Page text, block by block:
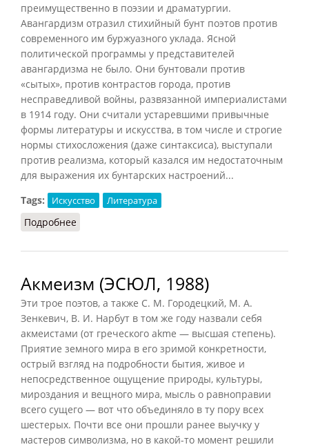
преимущественно в поэзии и драматургии.
Авангардизм отразил стихийный бунт поэтов против
современного им буржуазного уклада. Ясной
политической программы у представителей
авангардизма не было. Они бунтовали против
«сытых», против контрастов города, против
несправедливой войны, развязанной империалистами
в 1914 году. Они считали устаревшими привычные
формы литературы и искусства, в том числе и строгие
нормы стихосложения (даже синтаксиса), выступали
против реализма, который казался им недостаточным
для выражения их бунтарских настроений...
Tags:
Искусство Литература
Подробнее
Акмеизм (ЭСЮЛ, 1988)
Эти трое поэтов, а также С. М. Городецкий, М. А.
Зенкевич, В. И. Нарбут в том же году назвали себя
акмеистами (от греческого akme — высшая степень).
Приятие земного мира в его зримой конкретности,
острый взгляд на подробности бытия, живое и
непосредственное ощущение природы, культуры,
мироздания и вещного мира, мысль о равноправии
всего сущего — вот что объединяло в ту пору всех
шестерых. Почти все они прошли ранее выучку у
мастеров символизма, но в какой-то момент решили